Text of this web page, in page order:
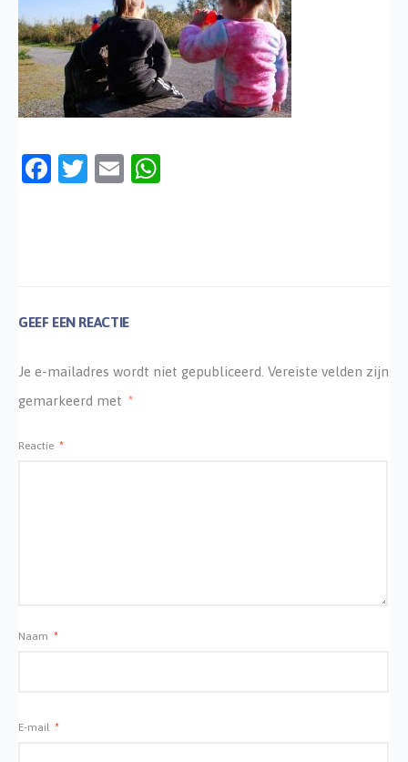
Facebook
Twitter
Email
GEEF EEN REACTIE
Je e-mailadres wordt niet gepubliceerd. Vereiste velden zijn
gemarkeerd met *
Reactie *
Naam *
E-mail *